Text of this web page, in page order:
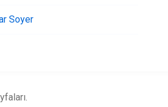
Soyer